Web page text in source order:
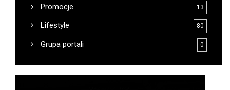
Promocje 13
Lifestyle 80
Grupa portali 0